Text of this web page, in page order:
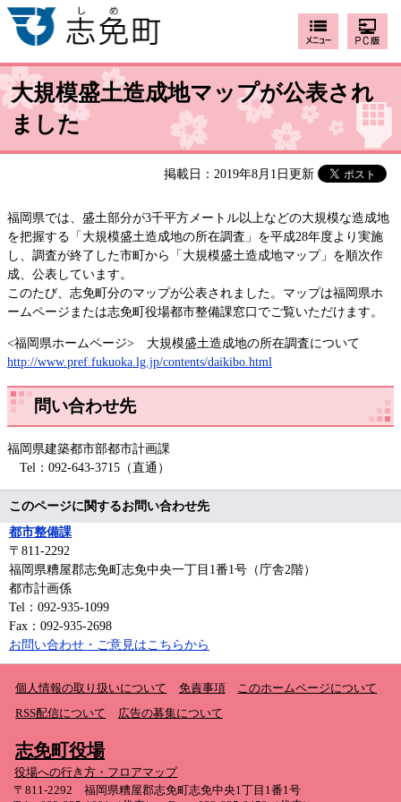
大規模盛土造成地マップが公表され
ました
掲載日：2019年8月1日更新
福岡県では、盛土部分が3千平方メートル以上などの大規模な造成地
を把握する「大規模盛土造成地の所在調査」を平成28年度より実施
し、調査が終了した市町から「大規模盛土造成地マップ」を順次作
成、公表しています。
このたび、志免町分のマップが公表されました。マップは福岡県ホ
ームページまたは志免町役場都市整備課窓口でご覧いただけます。
<福岡県ホームページ> 大規模盛土造成地の所在調査について
http://www.pref.fukuoka.lg.jp/contents/daikibo.html
問い合わせ先
福岡県建築都市部都市計画課
Tel：092-643-3715（直通）
このページに関するお問い合わせ先
都市整備課
〒811-2292
福岡県糟屋郡志免町志免中央一丁目1番1号（庁舎2階）
都市計画係
Tel：092-935-1099
Fax：092-935-2698
お問い合わせ・ご意見はこちらから
個人情報の取り扱いについて 免責事項
このホームページについて
RSS配信について
広告の募集について
志免町役場
役場への行き方・フロアマップ
〒811-2292 福岡県糟屋郡志免町志免中央1丁目1番1号